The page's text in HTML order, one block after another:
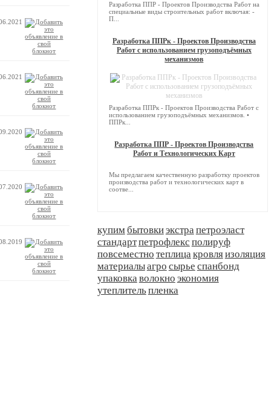
Разработка ППР - Проектов Производства Работ на
специальные виды строительных работ включая: -
П...
Разработка ППРк - Проектов Производства
Работ с использованием грузоподъёмных
механизмов
Разработка ППРк - Проектов Производства Работ с
использованием грузоподъёмных механизмов. •
ППРк...
Разработка ППР - Проектов Производства
Работ и Технологических Карт
Мы предлагаем качественную разработку проектов
производства работ и технологических карт в
соотве...
купимбытовкиэкстрапетроэласт
стандартпетрофлекс полируф
повсеместно теплицакровляизоляция
материалыагро сырье спанбонд
упаковкаволокно экономия
утеплительпленка